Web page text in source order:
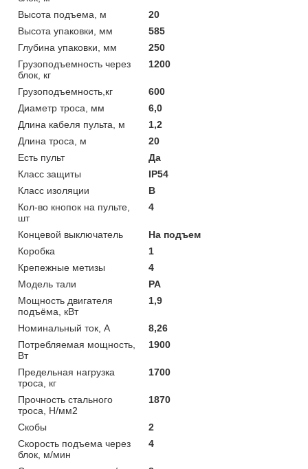
Высота подъема, м
20
Высота упаковки, мм
585
Глубина упаковки, мм
250
Грузоподъемность через
блок, кг
1200
Грузоподъемность,кг
600
Диаметр троса, мм
6,0
Длина кабеля пульта, м
1,2
Длина троса, м
20
Есть пульт
Да
Класс защиты
IP54
Класс изоляции
В
Кол-во кнопок на пульте,
шт
4
Концевой выключатель
На подъем
Коробка
1
Крепежные метизы
4
Модель тали
РА
Мощность двигателя
подъёма, кВт
1,9
Номинальный ток, А
8,26
Потребляемая мощность,
Вт
1900
Предельная нагрузка
троса, кг
1700
Прочность стального
троса, Н/мм2
1870
Скобы
2
Скорость подъема через
блок, м/мин
4